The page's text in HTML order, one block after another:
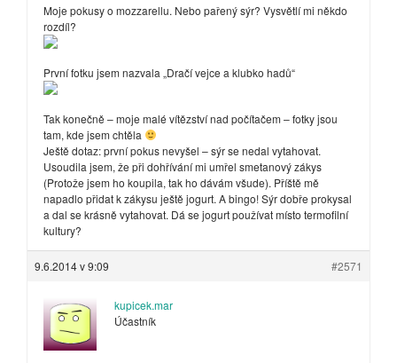
Moje pokusy o mozzarellu. Nebo pařený sýr? Vysvětlí mi někdo
rozdíl?
První fotku jsem nazvala „Dračí vejce a klubko hadů“
Tak konečně – moje malé vítězství nad počítačem – fotky jsou
tam, kde jsem chtěla
Ještě dotaz: první pokus nevyšel – sýr se nedal vytahovat.
Usoudila jsem, že při dohřívání mi umřel smetanový zákys
(Protože jsem ho koupila, tak ho dávám všude). Příště mě
napadlo přidat k zákysu ještě jogurt. A bingo! Sýr dobře prokysal
a dal se krásně vytahovat. Dá se jogurt používat místo termofilní
kultury?
9.6.2014 v 9:09 #2571
kupicek.mar
Účastník